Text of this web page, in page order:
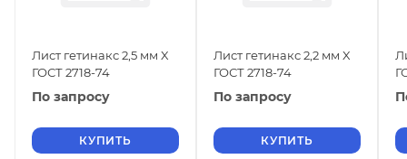
Лист гетинакс 2,5 мм X
ГОСТ 2718-74
По запросу
КУПИТЬ
Лист гетинакс 2,2 мм X
ГОСТ 2718-74
По запросу
КУПИТЬ